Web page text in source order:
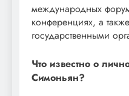
международных
конференциях, а
государственными
Что известно о
Симоньян?